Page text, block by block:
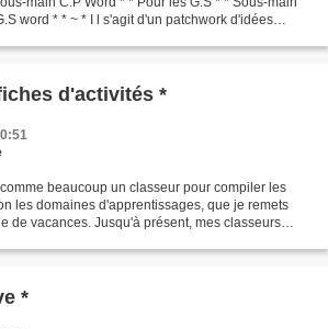
word * * ~ * I l s'agit d'un patchwork d'idées
d'activités *
beaucoup un classeur pour compiler les
les domaines d'apprentissages, que je remets
de vacances. Jusqu'à présent, mes classeurs
*